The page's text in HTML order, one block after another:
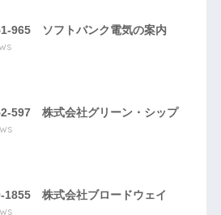
965 ソフトバンク電気の案内
597 株式会社グリーン・シップ
1855 株式会社ブロードウェイ